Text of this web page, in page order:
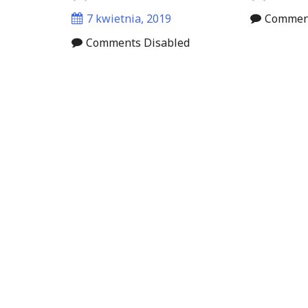
7 kwietnia, 2019
Comments Disabled